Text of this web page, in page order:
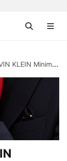
Minimal 腕錶